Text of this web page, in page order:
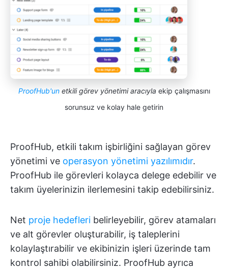
ProofHub'unetkili görev yönetimi aracıyla ekip çalışmasını
sorunsuz ve kolay hale getirin
ProofHub, etkili takım işbirliğini sağlayan görev
yönetimi ve operasyon yönetimi yazılımıdır.
ProofHub ile görevleri kolayca delege edebilir ve
takım üyelerinizin ilerlemesini takip edebilirsiniz.
Net proje hedefleri belirleyebilir, görev atamaları
ve alt görevler oluşturabilir, iş taleplerini
kolaylaştırabilir ve ekibinizin işleri üzerinde tam
kontrol sahibi olabilirsiniz. ProofHub ayrıca